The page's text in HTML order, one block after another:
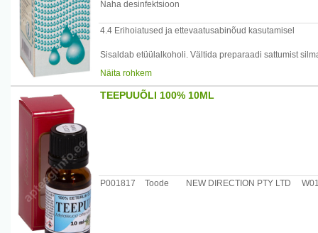
Naha desinfektsioon
4.4 Erihoiatused ja ettevaatusabinõud kasutamisel
Sisaldab etüülalkoholi. Vältida preparaadi sattumist
Ei ole soovitatav kasutada suurte verejooksude korral.
Näita rohkem
TEEPUUÕLI 100% 10ML
P001817 Toode NEW DIRECTION PTY LTD